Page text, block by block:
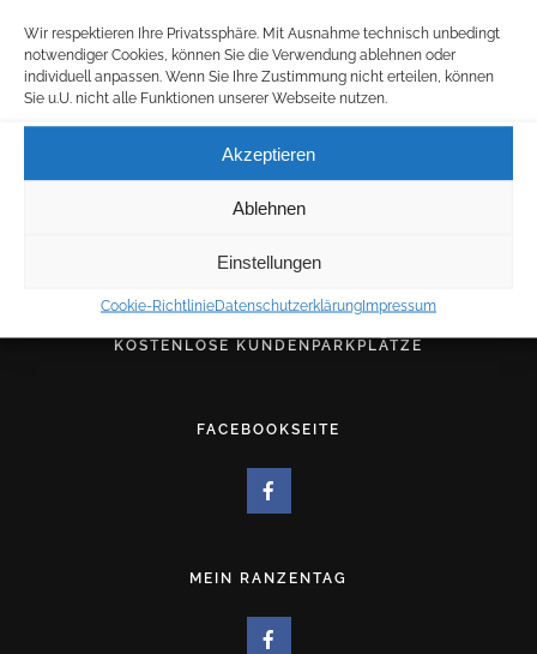
Wir respektieren Ihre Privatssphäre. Mit Ausnahme technisch unbedingt
notwendiger Cookies, können Sie die Verwendung ablehnen oder
individuell anpassen. Wenn Sie Ihre Zustimmung nicht erteilen, können
Sie u.U. nicht alle Funktionen unserer Webseite nutzen.
Akzeptieren
Ablehnen
Einstellungen
Cookie-RichtlinieDatenschutzerklärungImpressum
Fax: 02501 – 28603
E-MAIL:
für allgemeine Anfragen:
info@westerholt.net
KOSTENLOSE KUNDENPARKPLÄTZE
FACEBOOKSEITE
MEIN RANZENTAG